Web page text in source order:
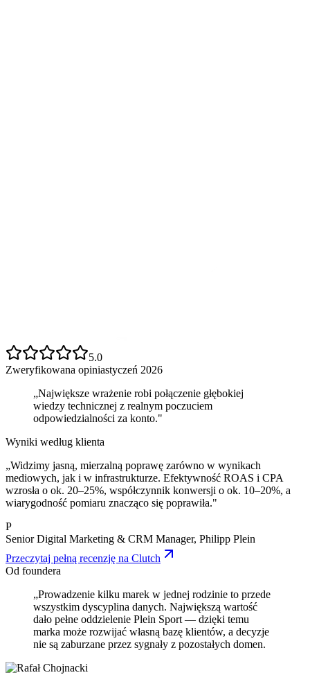
5.0
Zweryfikowana opiniastyczeń 2026
„Największe wrażenie robi połączenie głębokiej
wiedzy technicznej z realnym poczuciem
odpowiedzialności za konto."
Wyniki według klienta
„Widzimy jasną, mierzalną poprawę zarówno w wynikach
mediowych, jak i w infrastrukturze. Efektywność ROAS i CPA
wzrosła o ok. 20–25%, współczynnik konwersji o ok. 10–20%, a
wiarygodność pomiaru znacząco się poprawiła."
P
Senior Digital Marketing & CRM Manager, Philipp Plein
Przeczytaj pełną recenzję na Clutch
Od foundera
„Prowadzenie kilku marek w jednej rodzinie to przede
wszystkim dyscyplina danych. Największą wartość
dało pełne oddzielenie Plein Sport — dzięki temu
marka może rozwijać własną bazę klientów, a decyzje
nie są zaburzane przez sygnały z pozostałych domen.